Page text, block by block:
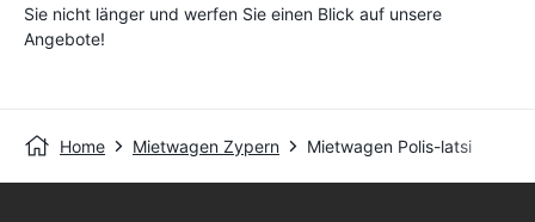
Sie nicht länger und werfen Sie einen Blick auf unsere
Angebote!
Home Mietwagen Zypern Mietwagen Polis-latsi